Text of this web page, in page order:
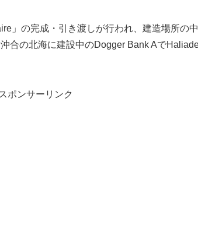
」の完成・引き渡しが行われ、建造場所の
合の北海に建設中のDogger Bank Aで
スポンサーリンク